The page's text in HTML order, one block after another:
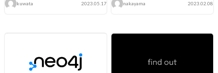
kuwata
2023.05.17
nakayama
2023.02.08